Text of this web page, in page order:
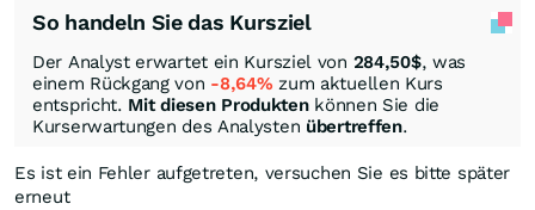
So handeln Sie das Kursziel
Der Analyst erwartet ein Kursziel von 284,50$, was
einem Rückgang von -8,64% zum aktuellen Kurs
entspricht. Mit diesen Produktenkönnen Sie die
Kurserwartungen des Analysten übertreffen.
Es ist ein Fehler aufgetreten, versuchen Sie es bitte später
erneut